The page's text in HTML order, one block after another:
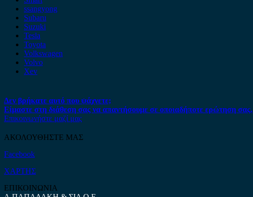
ssangyong
Subaru
Suzuki
Tesla
Toyota
Volkswagen
Volvo
Xev
Δεν βρήκατε αυτό που ψάχνετε;
Είμαστε στη διάθεση σας να απαντήσουμε σε οποιαδήποτε ερώτηση σας.
Επικοινωνήστε μαζί μας
ΑΚΟΛΟΥΘΗΣΤΕ ΜΑΣ
Facebook
ΧΑΡΤΗΣ
ΕΠΙΚΟΙΝΩΝΙΑ